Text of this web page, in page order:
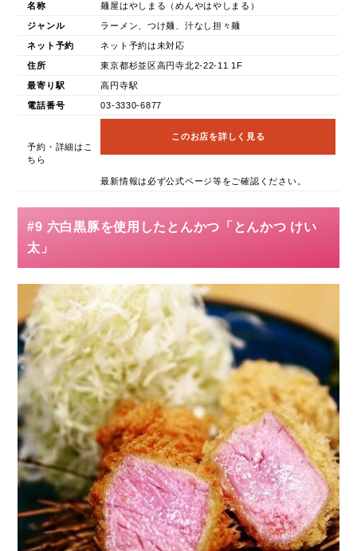
名称 麺屋はやしまる（めんやはやしまる）
ジャンル ラーメン、つけ麺、汁なし担々麺
ネット予約 ネット予約は未対応
住所 東京都杉並区高円寺北2-22-11 1F
最寄り駅 高円寺駅
電話番号 03-3330-6877
予約・詳細はこ
ちら
このお店を詳しく見る
最新情報は必ず公式ページ等をご確認ください。
#9 六白黒豚を使用したとんかつ「とんかつ けい
太」